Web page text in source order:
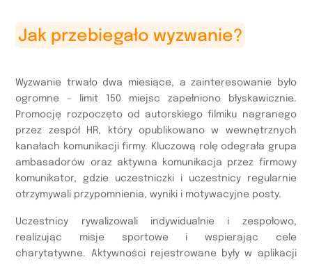
Jak przebiegało wyzwanie?
Wyzwanie trwało dwa miesiące, a zainteresowanie było
ogromne – limit 150 miejsc zapełniono błyskawicznie.
Promocję rozpoczęto od autorskiego filmiku nagranego
przez zespół HR, który opublikowano w wewnętrznych
kanałach komunikacji firmy. Kluczową rolę odegrała grupa
ambasadorów oraz aktywna komunikacja przez firmowy
komunikator, gdzie uczestniczki i uczestnicy regularnie
otrzymywali przypomnienia, wyniki i motywacyjne posty.
Uczestnicy rywalizowali indywidualnie i zespołowo,
realizując misje sportowe i wspierając cele
charytatywne. Aktywności rejestrowane były w aplikacji